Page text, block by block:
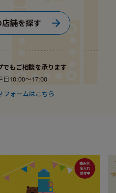
舗を探す
でもご相談を承ります
日10:00〜17:00
フォームはこちら